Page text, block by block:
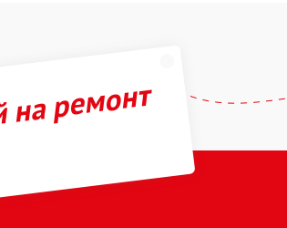
ремонт